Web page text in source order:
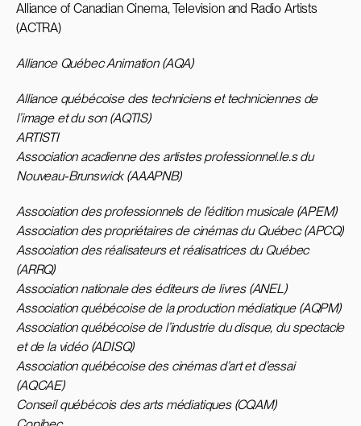
Alliance of Canadian Cinema, Television and Radio Artists
(ACTRA)
Alliance Québec Animation (AQA)
Alliance québécoise des techniciens et techniciennes de
l’image et du son (AQTIS)
ARTISTI
Association acadienne des artistes professionnel.le.s du
Nouveau-Brunswick (AAAPNB)
Association des professionnels de l’édition musicale (APEM)
Association des propriétaires de cinémas du Québec (APCQ)
Association des réalisateurs et réalisatrices du Québec
(ARRQ)
Association nationale des éditeurs de livres (ANEL)
Association québécoise de la production médiatique (AQPM)
Association québécoise de l’industrie du disque, du spectacle
et de la vidéo (ADISQ)
Association québécoise des cinémas d’art et d’essai
(AQCAE)
Conseil québécois des arts médiatiques (CQAM)